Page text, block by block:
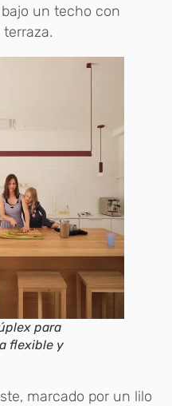
un techo con
para
flexible y
marcado por un lilo